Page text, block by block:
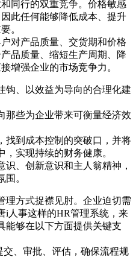
同行的双重竞争。价格敏感
此任何能够降低成本、提升
。
户对产品质量、交货期和价格
品质量、缩短生产周期、降
增强企业的市场竞争力。
钩、以效益为导向的合理化建
那些为企业带来可衡量经济效
找到成本控制的突破口，并将
实现持续的财务健康。
识、创新意识和主人翁精神，
。
理方式捉襟见肘。企业迫切需
i人事这样的HR管理系统，来
能够在以下方面提供关键支
交、审批、评估，确保流程规